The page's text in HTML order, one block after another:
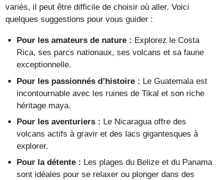
variés, il peut être difficile de choisir où aller. Voici
quelques suggestions pour vous guider :
Pour les amateurs de nature : Explorez le Costa
Rica, ses parcs nationaux, ses volcans et sa faune
exceptionnelle.
Pour les passionnés d’histoire : Le Guatemala est
incontournable avec les ruines de Tikal et son riche
héritage maya.
Pour les aventuriers : Le Nicaragua offre des
volcans actifs à gravir et des lacs gigantesques à
explorer.
Pour la détente : Les plages du Belize et du Panama
sont idéales pour se relaxer ou plonger dans des